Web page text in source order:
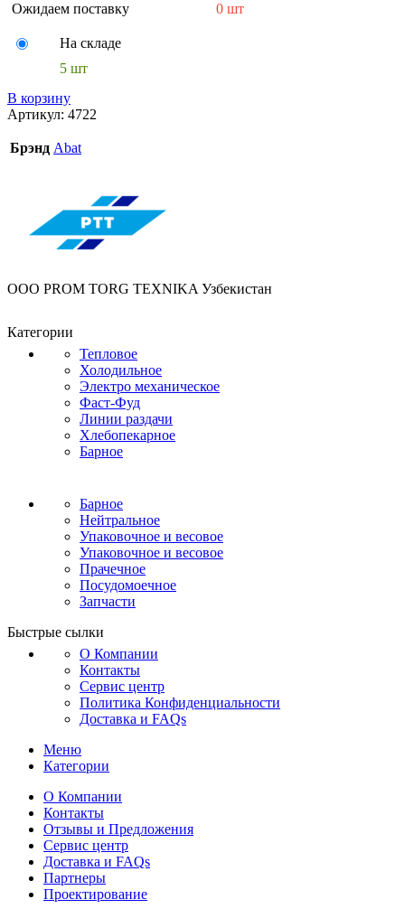
Ожидаем поставку
0 шт
На складе
5 шт
В корзину
Артикул: 4722
Брэнд Abat
OOO PROM TORG TEXNIKA Узбекистан
Категории
Тепловое
Холодильное
Электро механическое
Фаст-Фуд
Линии раздачи
Хлебопекарное
Барное
Барное
Нейтральное
Упаковочное и весовое
Упаковочное и весовое
Прачечное
Посудомоечное
Запчасти
Быстрые сылки
О Компании
Контакты
Сервис центр
Политика Конфиденциальности
Доставка и FAQs
Меню
Категории
О Компании
Контакты
Отзывы и Предложения
Сервис центр
Доставка и FAQs
Партнеры
Проектирование